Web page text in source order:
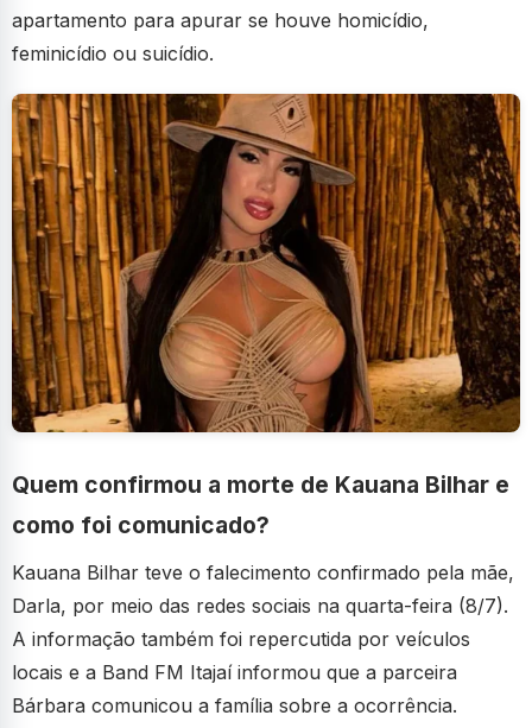
apartamento para apurar se houve homicídio,
feminicídio ou suicídio.
Quem confirmou a morte de Kauana Bilhar e
como foi comunicado?
Kauana Bilhar teve o falecimento confirmado pela mãe,
Darla, por meio das redes sociais na quarta-feira (8/7).
A informação também foi repercutida por veículos
locais e a Band FM Itajaí informou que a parceira
Bárbara comunicou a família sobre a ocorrência.